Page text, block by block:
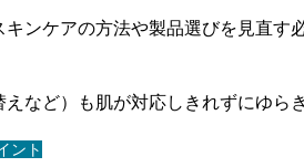
ント
ンケアの方法や製品選びを見直す
など）も肌が対応しきれずにゆら